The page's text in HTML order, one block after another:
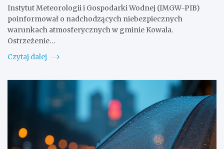
Instytut Meteorologii i Gospodarki Wodnej (IMGW-PIB)
poinformował o nadchodzących niebezpiecznych
warunkach atmosferycznych w gminie Kowala.
Ostrzeżenie…
Czytaj dalej